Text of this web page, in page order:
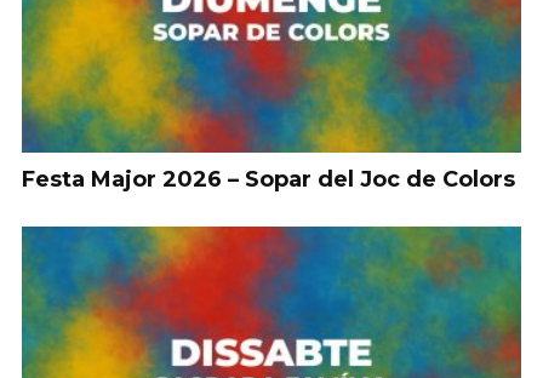
Festa Major 2026 – Sopar del Joc de Colors